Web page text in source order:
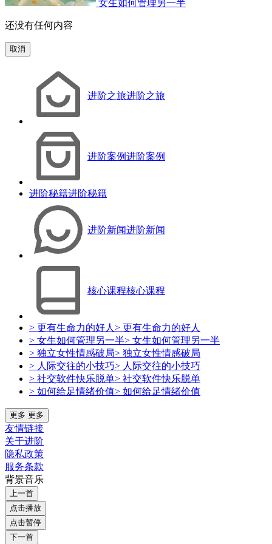
女生如何管理另一半
还没有任何内容
取消
进阶之旅进阶之旅
进阶案例进阶案例
进阶秘籍进阶秘籍
进阶新闻进阶新闻
核心课程核心课程
> 更有生命力的好人 > 更有生命力的好人
> 女生如何管理另一半> 女生如何管理另一半
> 独立女性情感破局> 独立女性情感破局
> 人际交往的小技巧> 人际交往的小技巧
> 社交软件快乐脱单> 社交软件快乐脱单
> 如何给足情绪价值> 如何给足情绪价值
更多 更多
友情链接
关于进阶
隐私政策
服务条款
背景音乐
上一首
点击播放
点击暂停
下一首